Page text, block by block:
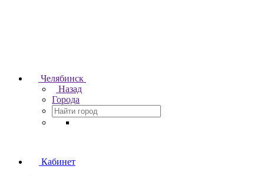
Челябинск
Назад
Города
Кабинет